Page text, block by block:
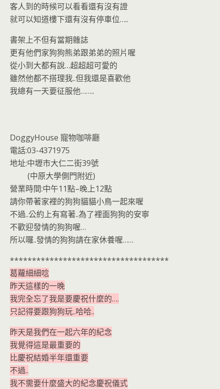
客人到的時候可以看看還有沒有證
就可以知道樓下還有沒有停車位…..
書架上不但有當期雜誌
更有他們家狗狗熊弟跟弟弟的照片喔
從小到大都有說…超超超可愛的
雖然他都不搭理我..但我還是喜歡他
我總有一天要征服他……..
DoggyHouse 寵物咖啡廳
電話:03-4371975
地址:中壢市大仁二街39號
(中原大學側門附近)
營業時間:中午11點–晚上12點
請你帶著家裡的狗狗貓貓小鳥一起來喔
不過..公約上有寫著..為了裡面狗狗的安寧
不歡迎發情的狗狗喔…
所以囉..發情的狗狗請在家休養喔……
************************************
葛蘿細細唸
昨天這樣的一晚
我完全忘了我是要慶祝什麼的….
只記得要跟狗狗玩..哈哈..
昨天是我們在一起六年的紀念
我覺得這是最重要的
比慶祝結婚半年還重要
不過..
我不需要什麼盛大的紀念慶祝儀式